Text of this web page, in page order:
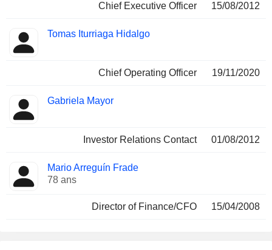
Chief Executive Officer 15/08/2012
Tomas Iturriaga Hidalgo
Chief Operating Officer 19/11/2020
Gabriela Mayor
Investor Relations Contact 01/08/2012
Mario Arreguín Frade
78 ans
Director of Finance/CFO 15/04/2008